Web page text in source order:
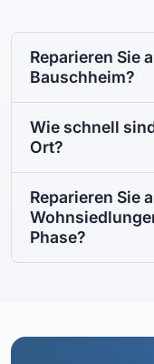
Reparieren Sie
Bauschheim?
Wie schnell
Ort?
Reparieren Sie
Phase?